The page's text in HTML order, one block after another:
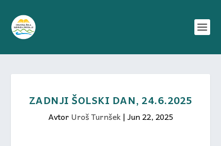
ZADNJI ŠOLSKI DAN, 24.6.2025
Avtor Uroš Turnšek|Jun 22, 2025